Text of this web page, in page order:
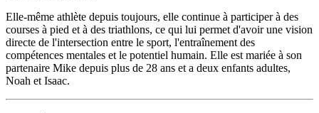
Elle-même athlète depuis toujours, elle continue à participer à des
courses à pied et à des triathlons, ce qui lui permet d'avoir une vision
directe de l'intersection entre le sport, l'entraînement des
compétences mentales et le potentiel humain. Elle est mariée à son
partenaire Mike depuis plus de 28 ans et a deux enfants adultes,
Noah et Isaac.